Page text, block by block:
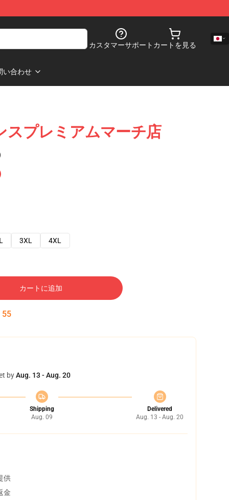
カスタマーサポート カートを見る
い合わせ
スプレミアムマーチ店
3XL 4XL
カートに追加
54
byAug. 13 - Aug. 20
Shipping
Aug. 09
Delivered
Aug. 13 - Aug. 20
供
金